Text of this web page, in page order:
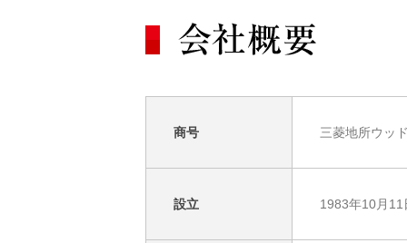
商号 三菱地所ウッ
設立 1983年10月11